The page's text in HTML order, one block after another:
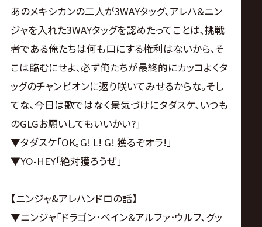
あのメキシカンの二人が3WAYタッグ､アレハ&ニン
ジャを入れた3WAYタッグを認めたってことは､挑戦
者である俺たちは何も口にする権利はないから､そ
こは臨むにせよ､必ず俺たちが最終的にカッコよくタ
ッグのチャンピオンに返り咲いてみせるからな｡そし
てな､今日は歌ではなく景気づけにタダスケ､いつも
のGLGお願いしてもいいかい?｣
▼タダスケ｢OK｡G! L! G! 獲るぞオラ!｣
▼YO-HEY｢絶対獲ろうぜ｣
【ニンジャ&アレハンドロの話】
▼ニンジャ｢ドラゴン･ベイン&アルファ･ウルフ､グッ